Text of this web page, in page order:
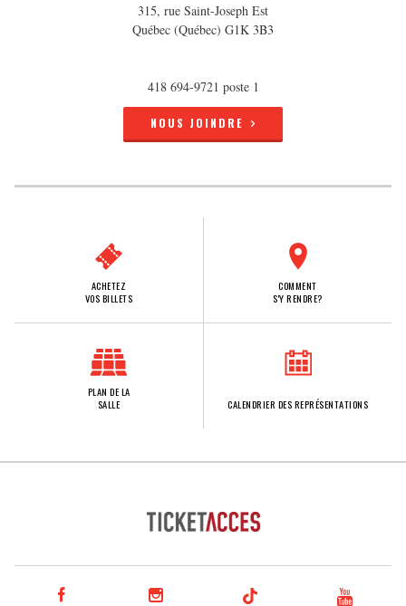
315, rue Saint-Joseph Est
Québec (Québec) G1K 3B3
418 694-9721 poste 1
NOUS JOINDRE
ACHETEZ
VOS BILLETS
COMMENT
S'Y RENDRE?
PLAN DE LA
SALLE
CALENDRIER DES REPRÉSENTATIONS